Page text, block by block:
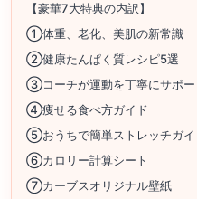
【豪華7大特典の内訳】
①体重、老化、美肌の新常識
②健康たんぱく質レシピ5選
③コーチが運動を丁寧にサポー
④痩せる食べ方ガイド
⑤おうちで簡単ストレッチガイ
⑥カロリー計算シート
⑦カーブスオリジナル壁紙